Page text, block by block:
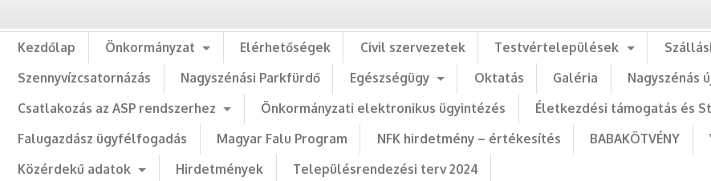
Kezdőlap Önkormányzat Elérhetőségek Civil szervezetek Testvértelepülések
Szennyvízcsatornázás
Nagyszénási Parkfürdő Egészségügy Oktatás Galéria Nagyszénás
Csatlakozás az ASP rendszerhez
Önkormányzati elektronikus ügyintézés Életkezdési támogatás és
Falugazdász ügyfélfogadás
Magyar Falu Program NFK hirdetmény – értékesítés BABAKÖTVÉNY
Közérdekű adatok
Hirdetmények Településrendezési terv 2024